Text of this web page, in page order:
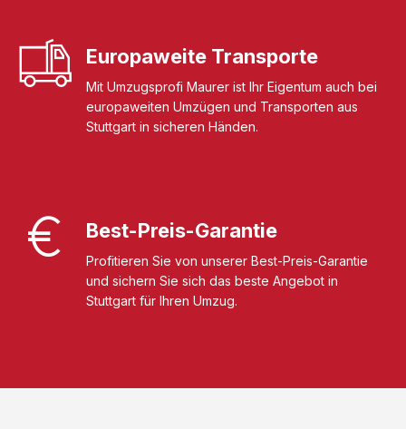
Europaweite Transporte
Mit Umzugsprofi Maurer ist Ihr Eigentum auch bei
europaweiten Umzügen und Transporten aus
Stuttgart in sicheren Händen.
Best-Preis-Garantie
Profitieren Sie von unserer Best-Preis-Garantie
und sichern Sie sich das beste Angebot in
Stuttgart für Ihren Umzug.